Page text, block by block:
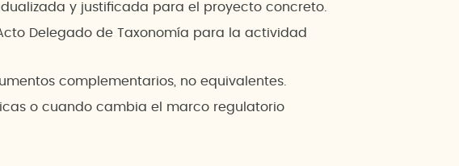
y justificada para el proyecto concreto.
Delegado de Taxonomía para la actividad
complementarios, no equivalentes.
o cuando cambia el marco regulatorio